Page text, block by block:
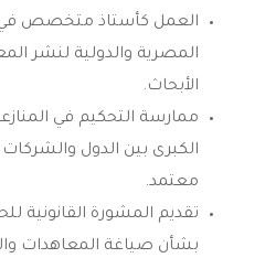
العمل كأستاذ متخصص في
المصرية والدولية لنشر
الأبحاث.
ممارسة التحكيم في
الكبرى بين الدول
معتمد.
تقديم المشورة القانونية
بشأن صياغة المعاهدات